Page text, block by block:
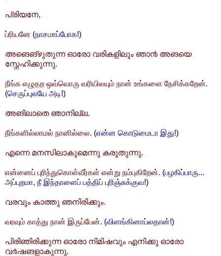
പ്രിയനേ,
ப்ரியனே (நாசமாப்போக!)
അങെങ്‌ഴുതുന്ന ഓരോ വരികളിലും ഞാ൯ അങയെ
സ്നേഹിക്കുന്നു.
நீங்க எழுதற ஒவ்வொரு வரியிலயும் நான் உங்களை நேசிக்கறேன்.
(செருப்புலயே அடி!)
അങിലാതെ ഞാനില്ല.
நீங்களில்லாமல் நானில்லை. (என்ன கொடுமைடா இது!)
എന്നെ മനസിലാകുമെന്നു കരുതുന്നു.
என்னைப் புரிந்துகொள்வீர்கள் என்று நம்புகிறேன். (பழகிப்பாரு...
அப்புறமா, நீ இந்தாளைப் பத்திப் புரிஞ்சுக்குவ!)
വരവും കാത്തു ഞനിരിക്കും.
வரவும் காத்து நான் இருப்பேன். (விளங்கினாப்லதான்!)
പിരിഞിരിക്കുന്ന‌ ഓരോ നിമിഷവും എനിക്കു ഓരോ
വ൪ഷങളാകുന്നു.